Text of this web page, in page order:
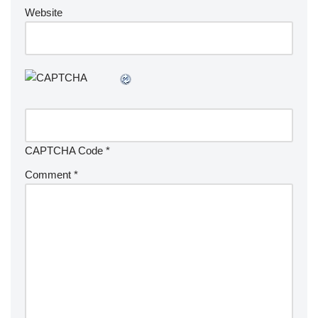
Website
CAPTCHA Code *
Comment *